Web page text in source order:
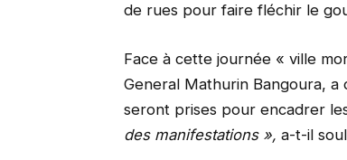
de rues pour faire fléchir le
Face à cette journée « ville
General Mathurin Bangoura, a
seront prises pour encadrer
des manifestations », a-t-il